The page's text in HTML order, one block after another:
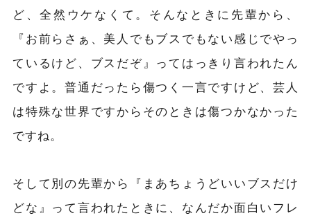
ど、全然ウケなくて。そんなときに先輩から、
『お前らさぁ、美人でもブスでもない感じでやっ
ているけど、ブスだぞ』ってはっきり言われたん
ですよ。普通だったら傷つく一言ですけど、芸人
は特殊な世界ですからそのときは傷つかなかった
ですね。
そして別の先輩から『まあちょうどいいブスだけ
どな』って言われたときに、なんだか面白いフレ